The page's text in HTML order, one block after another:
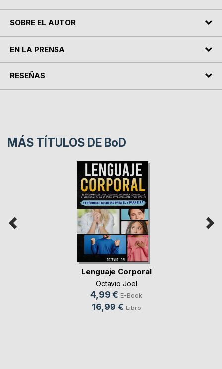
SOBRE EL AUTOR
EN LA PRENSA
RESEÑAS
MÁS TÍTULOS DE BoD
Lenguaje Corporal
Octavio Joel
4,99 € E-Book
16,99 € Libro